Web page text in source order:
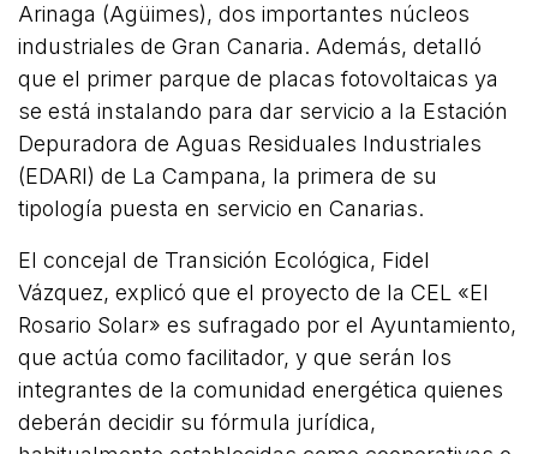
Arinaga (Agüimes), dos importantes núcleos
industriales de Gran Canaria. Además, detalló
que el primer parque de placas fotovoltaicas ya
se está instalando para dar servicio a la Estación
Depuradora de Aguas Residuales Industriales
(EDARI) de La Campana, la primera de su
tipología puesta en servicio en Canarias.
El concejal de Transición Ecológica, Fidel
Vázquez, explicó que el proyecto de la CEL «El
Rosario Solar» es sufragado por el Ayuntamiento,
que actúa como facilitador, y que serán los
integrantes de la comunidad energética quienes
deberán decidir su fórmula jurídica,